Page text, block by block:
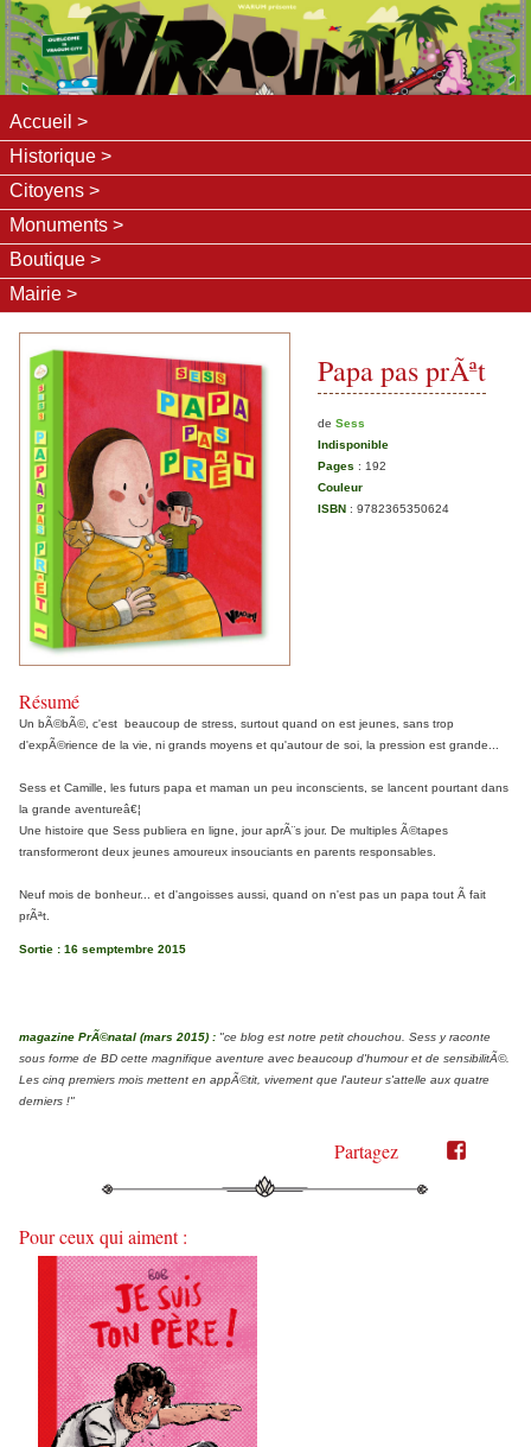
Accueil
Historique
Citoyens
Monuments
Boutique
Mairie
Papa pas prÃªt
de Sess
Indisponible
Pages : 192
Couleur
ISBN : 9782365350624
Résumé
Un bÃ©bÃ©, c'est beaucoup de stress, surtout quand on est jeunes, sans trop
d'expÃ©rience de la vie, ni grands moyens et qu'autour de soi, la pression est grande...
Sess et Camille, les futurs papa et maman un peu inconscients, se lancent pourtant dans
la grande aventureâ€¦
Une histoire que Sess publiera en ligne, jour aprÃ¨s jour. De multiples Ã©tapes
transformeront deux jeunes amoureux insouciants en parents responsables.
Neuf mois de bonheur... et d'angoisses aussi, quand on n'est pas un papa tout Ã fait
prÃªt.
Sortie : 16 semptembre 2015
magazine PrÃ©natal (mars 2015) : "ce blog est notre petit chouchou. Sess y raconte
sous forme de BD cette magnifique aventure avec beaucoup d'humour et de sensibilitÃ©.
Les cinq premiers mois mettent en appÃ©tit, vivement que l'auteur s'attelle aux quatre
derniers !"
Partagez
Partager
Twitter"
Partager
Pour ceux qui aiment :